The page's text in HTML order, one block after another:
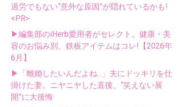
過労でもない“意外な原因”が隠れているかも!
<PR>
▶編集部のiHerb愛用者がセレクト。健康・美
容のお悩み別、鉄板アイテムはコレ!【2026年
6月】
▶「離婚したいんだよね...」夫にドッキリを仕
掛けた妻。ニヤニヤした直後、“笑えない展
開”に大後悔